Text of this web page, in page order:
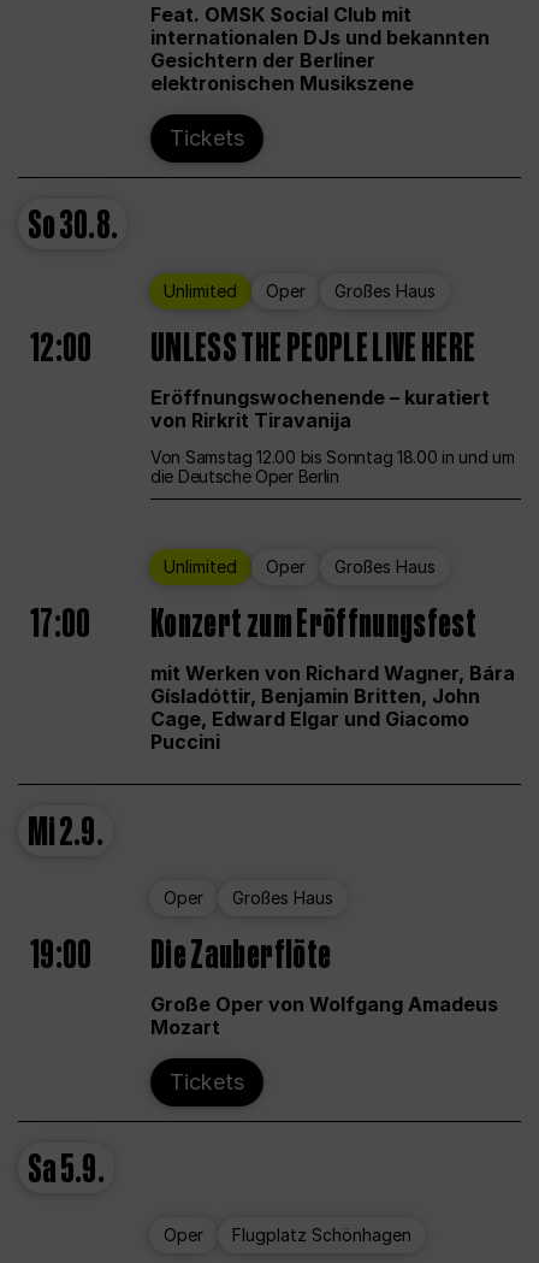
Feat. OMSK Social Club mit
internationalen DJs und bekannten
Gesichtern der Berliner
elektronischen Musikszene
Tickets
So30.8.
Unlimited Oper Großes Haus
12:00 UNLESS THE PEOPLE LIVE HERE
Eröffnungswochenende – kuratiert
von Rirkrit Tiravanija
Von Samstag 12.00 bis Sonntag 18.00 in und um
die Deutsche Oper Berlin
Unlimited Oper Großes Haus
17:00 Konzert zum Eröffnungsfest
mit Werken von Richard Wagner, Bára
Gísladóttir, Benjamin Britten, John
Cage, Edward Elgar und Giacomo
Puccini
Mi2.9.
Oper Großes Haus
19:00 Die Zauberflöte
Große Oper von Wolfgang Amadeus
Mozart
Tickets
Sa5.9.
Oper Flugplatz Schönhagen